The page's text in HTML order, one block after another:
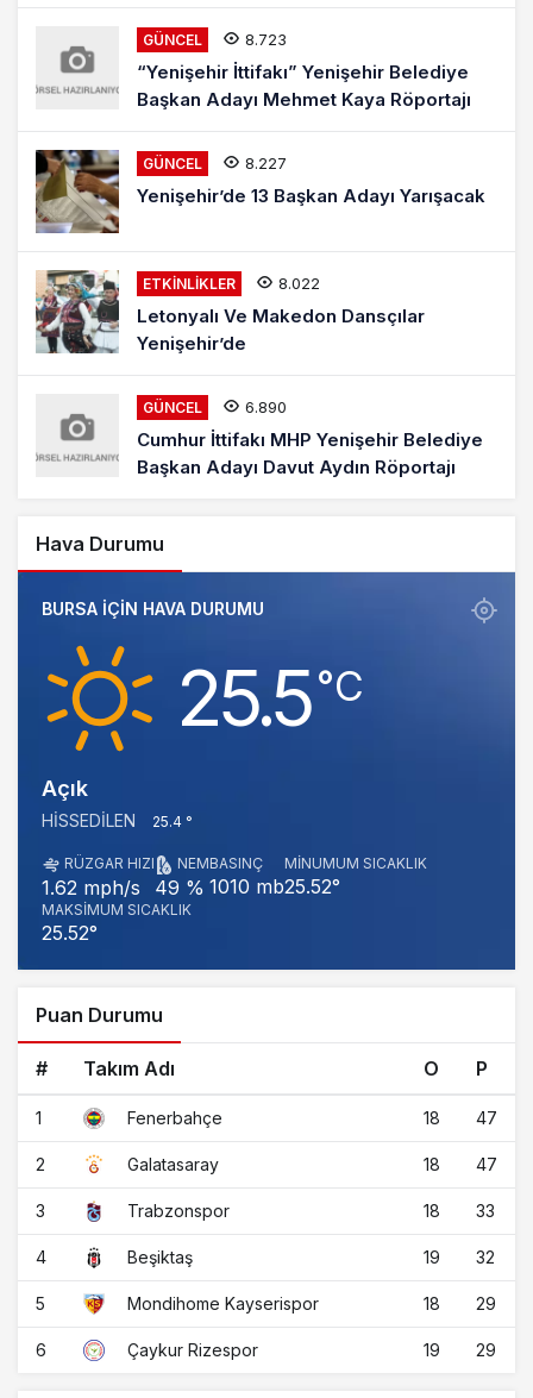
GÜNCEL 8.723
“Yenişehir İttifakı” Yenişehir Belediye
Başkan Adayı Mehmet Kaya Röportajı
GÜNCEL 8.227
Yenişehir’de 13 Başkan Adayı Yarışacak
ETKINLIKLER 8.022
Letonyalı Ve Makedon Dansçılar
Yenişehir’de
GÜNCEL 6.890
Cumhur İttifakı MHP Yenişehir Belediye
Başkan Adayı Davut Aydın Röportajı
Hava Durumu
BURSA IÇIN HAVA DURUMU
25.5‎°C
Açık
HISSEDILEN 25.4 °
RÜZGAR HIZI
1.62 mph/s
NEM
49 %
BASINÇ
1010 mb
MINUMUM SICAKLIK
25.52°
MAKSIMUM SICAKLIK
25.52°
Puan Durumu
# Takım Adı O P
1 Fenerbahçe 18 47
2 Galatasaray 18 47
3 Trabzonspor 18 33
4 Beşiktaş 19 32
5 Mondihome Kayserispor 18 29
6 Çaykur Rizespor 19 29